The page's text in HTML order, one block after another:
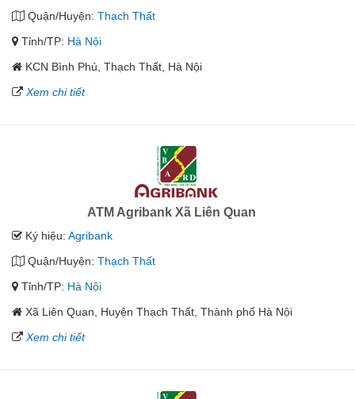
Quận/Huyện: Thạch Thất
Tỉnh/TP: Hà Nội
KCN Bình Phú, Thạch Thất, Hà Nội
Xem chi tiết
ATM Agribank Xã Liên Quan
Ký hiệu: Agribank
Quận/Huyện: Thạch Thất
Tỉnh/TP: Hà Nội
Xã Liên Quan, Huyện Thạch Thất, Thành phố Hà Nội
Xem chi tiết